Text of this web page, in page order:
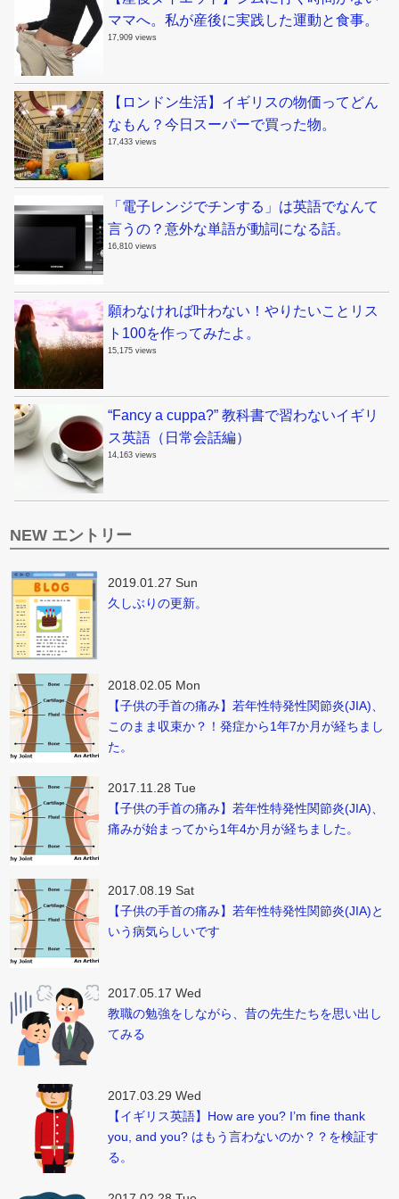
ママへ。私が産後に実践した運動と食事。
17,909 views
【ロンドン生活】イギリスの物価ってどん
なもん？今日スーパーで買った物。
17,433 views
「電子レンジでチンする」は英語でなんて
言うの？意外な単語が動詞になる話。
16,810 views
願わなければ叶わない！やりたいことリス
ト100を作ってみたよ。
15,175 views
“Fancy a cuppa?” 教科書で習わないイギリ
ス英語（日常会話編）
14,163 views
NEW エントリー
2019.01.27 Sun
久しぶりの更新。
2018.02.05 Mon
【子供の手首の痛み】若年性特発性関節炎(JIA)、
このまま収束か？！発症から1年7か月が経ちまし
た。
2017.11.28 Tue
【子供の手首の痛み】若年性特発性関節炎(JIA)、
痛みが始まってから1年4か月が経ちました。
2017.08.19 Sat
【子供の手首の痛み】若年性特発性関節炎(JIA)と
いう病気らしいです
2017.05.17 Wed
教職の勉強をしながら、昔の先生たちを思い出し
てみる
2017.03.29 Wed
【イギリス英語】How are you? I’m fine thank
you, and you? はもう言わないのか？？を検証す
る。